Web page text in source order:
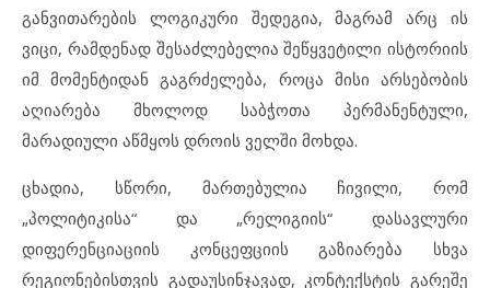
განვითარების ლოგიკური შედეგია, მაგრამ არც ის
ვიცი, რამდენად შესაძლებელია შეწყვეტილი ისტორიის
იმ მომენტიდან გაგრძელება, როცა მისი არსებობის
აღიარება მხოლოდ საბჭოთა პერმანენტული,
მარადიული აწმყოს დროის ველში მოხდა.
ცხადია, სწორი, მართებულია ჩივილი, რომ
„პოლიტიკისა“ და „რელიგიის“ დასავლური
დიფერენციაციის კონცეფციის გაზიარება სხვა
რეგიონებისთვის გადაუსინჯავად, კონტექსტის გარეშე